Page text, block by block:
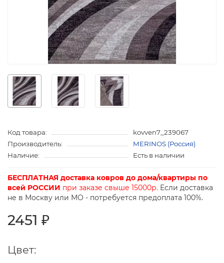
Код товара:
kovven7_239067
Производитель:
MERINOS (Россия)
Наличие:
Есть в наличии
БЕСПЛАТНАЯ доставка ковров до дома/квартиры по
всей РОССИИ при заказе свыше 15000р. Если доставка
не в Москву или МО - потребуется предоплата 100%.
2451 ₽
Цвет: